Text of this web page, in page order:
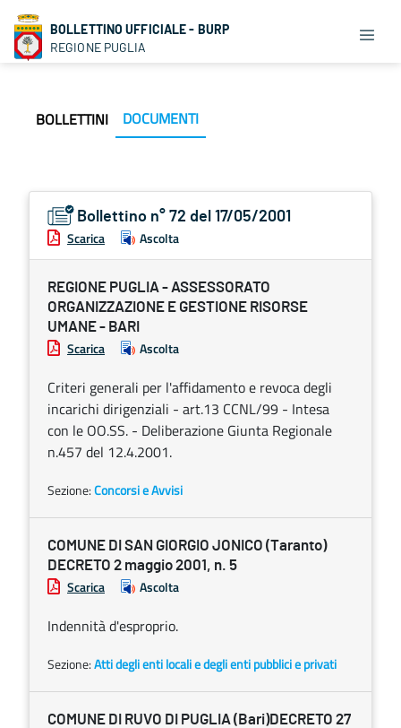
BOLLETTINO UFFICIALE - BURP
REGIONE PUGLIA
BOLLETTINI DOCUMENTI
Bollettino n° 72 del 17/05/2001
Scarica Ascolta
REGIONE PUGLIA - ASSESSORATO
ORGANIZZAZIONE E GESTIONE RISORSE
UMANE - BARI
Scarica Ascolta
Criteri generali per l'affidamento e revoca degli
incarichi dirigenziali - art.13 CCNL/99 - Intesa
con le OO.SS. - Deliberazione Giunta Regionale
n.457 del 12.4.2001.
Sezione:Concorsi e Avvisi
COMUNE DI SAN GIORGIO JONICO (Taranto)
DECRETO 2 maggio 2001, n. 5
Scarica Ascolta
Indennità d'esproprio.
Sezione:Atti degli enti locali e degli enti pubblici e privati
COMUNE DI RUVO DI PUGLIA (Bari)DECRETO 27